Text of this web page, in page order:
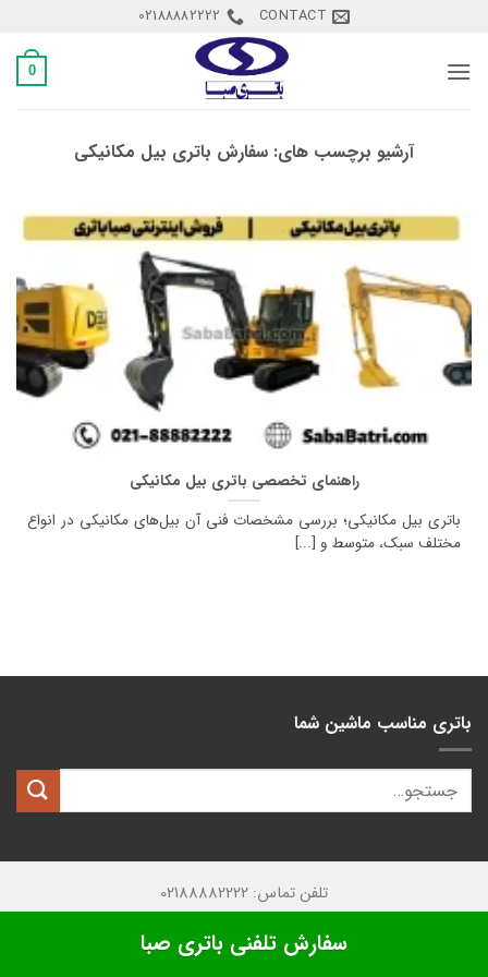
content
CONTACT
02188882222
0
آرشیو برچسب های: سفارش باتری بیل مکانیکی
راهنمای تخصصی باتری بیل مکانیکی
باتری بیل مکانیکی؛ بررسی مشخصات فنی آن بیل‌های مکانیکی در انواع
مختلف سبک، متوسط و [...]
باتری مناسب ماشین شما
تلفن تماس: 02188882222
سفارش تلفنی باتری صبا